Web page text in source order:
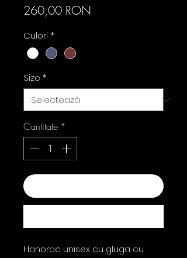
260,00 RON
Culori *
Size *
Cantitate *
Hanorac unisex cu gluga cu